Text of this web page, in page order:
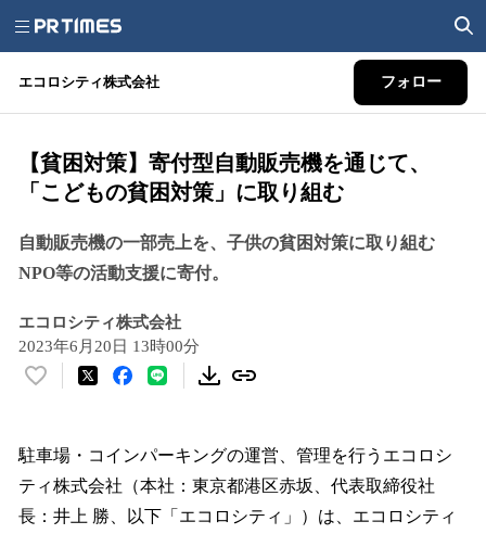
エコロシティ株式会社 フォロー
【貧困対策】寄付型自動販売機を通じて、
「こどもの貧困対策」に取り組む
自動販売機の一部売上を、子供の貧困対策に取り組む
NPO等の活動支援に寄付。
エコロシティ株式会社
2023年6月20日 13時00分
い
！
数
を
読
駐車場・コインパーキングの運営、管理を行うエコロシ
ティ株式会社（本社：東京都港区赤坂、代表取締役社
長：井上 勝、以下「エコロシティ」）は、エコロシティ